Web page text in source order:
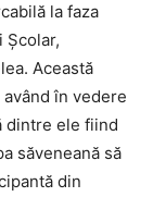
la faza
Școlar,
Această
în vedere
dintre ele fiind
săveneană să
din